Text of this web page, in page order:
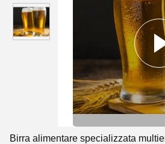
Birra alimentare specializzata